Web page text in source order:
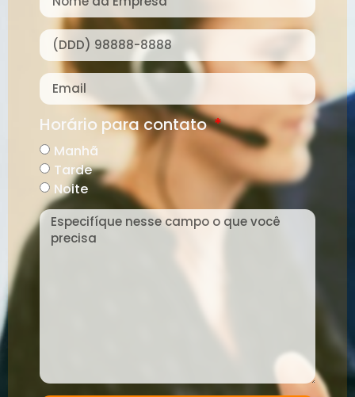
Horário para contato
Manhã
Tarde
Noite